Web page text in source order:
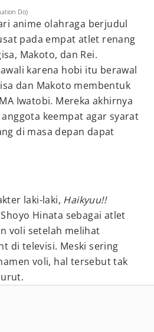
Do)
anime olahraga berjudul
pada empat atlet renang
Makoto, dan Rei.
karena hobi itu berawal
dan Makoto membentuk
Iwatobi. Mereka akhirnya
keempat agar syarat
di masa depan dapat
laki-laki, Haikyuu!!
Hinata sebagai atlet
voli setelah melihat
di televisi. Meski sering
voli, hal tersebut tak